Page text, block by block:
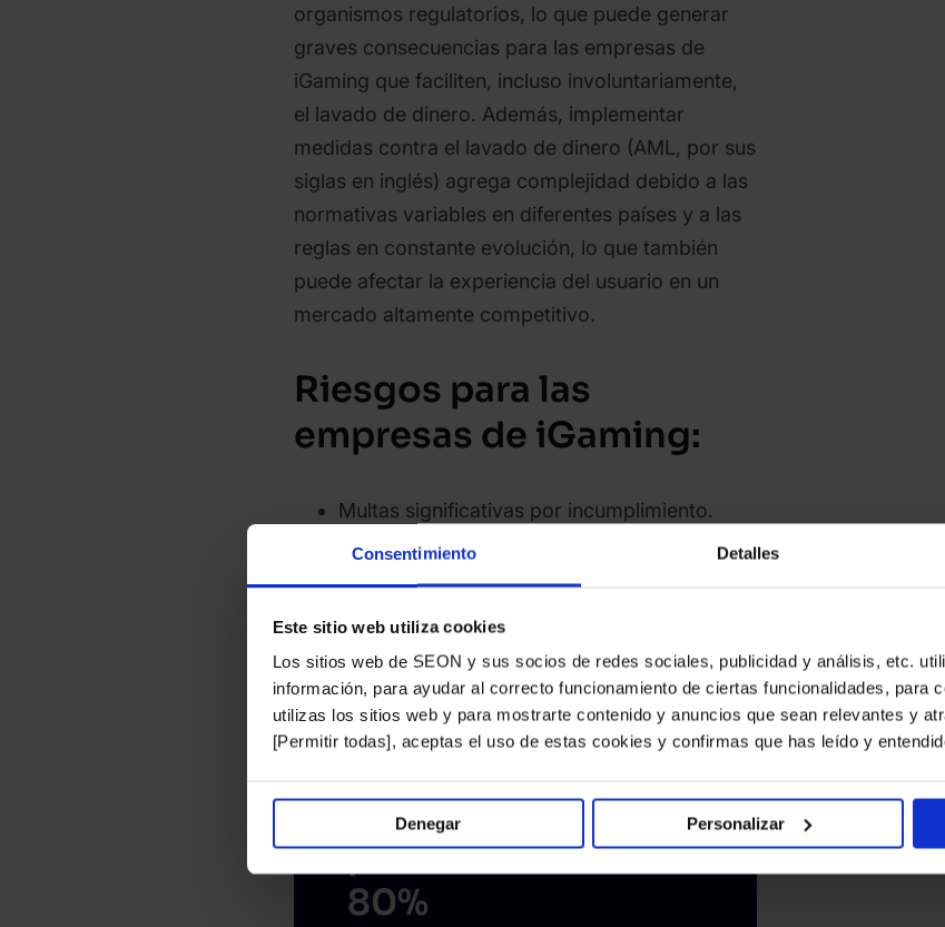
Consentimiento Detalles
Este sitio web utiliza cookies
Los sitios web de SEON y sus socios de redes sociales, publicidad y análisis, etc.
información, para ayudar al correcto funcionamiento de ciertas funcionalidades, para
utilizas los sitios web y para mostrarte contenido y anuncios que sean relevantes y
[Permitir todas], aceptas el uso de estas cookies y confirmas que has leído y
Denegar Personalizar
organismos regulatorios, lo que puede generar
graves consecuencias para las empresas de
iGaming que faciliten, incluso involuntariamente,
el lavado de dinero. Además, implementar
medidas contra el lavado de dinero (AML, por sus
siglas en inglés) agrega complejidad debido a las
normativas variables en diferentes países y a las
reglas en constante evolución, lo que también
puede afectar la experiencia del usuario en un
mercado altamente competitivo.
Riesgos para las
empresas de iGaming:
Multas significativas por incumplimiento.
Daño a la reputación de la marca.
Reduce las tasas
de fraude en un
promedio de 70-
80%